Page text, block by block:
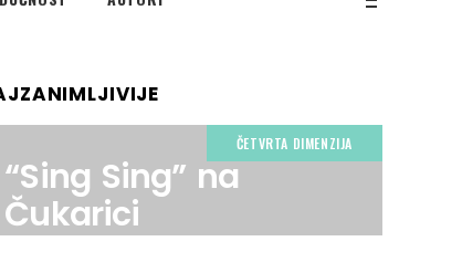
ČETVRTA DIMENZIJA
“Sing Sing” na
Čukarici